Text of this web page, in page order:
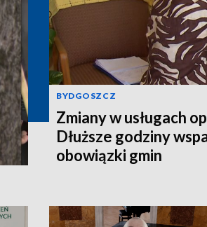
BYDGOSZCZ
Zmiany w usługach
Dłuższe godziny
obowiązki gmin